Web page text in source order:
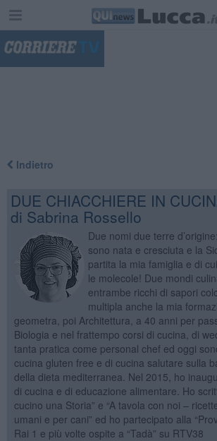
Indietro
DUE CHIACCHIERE IN
di Sabrina Rossello
Due nomi due terre
sono nata e cresciuta e la
partita la mia famiglia e di
le molecole! Due mondi
entrambe ricchi di sapori
multipla anche la mia
geometra, poi Architettura, a 40 anni per
Biologia e nel frattempo corsi di cucina, di
tanta pratica come personal chef ed oggi
cucina gluten free e di cucina salutare sulla
della dieta mediterranea. Nel 2015, ho
di cucina e di educazione alimentare. Ho
cucino una Storia” e “A tavola con noi –
umani e per cani” ed ho partecipato alla
Rai 1 e più volte ospite a “Tadà” su RTV38